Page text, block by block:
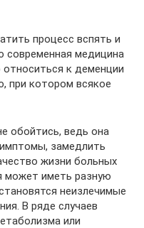
процесс вспять и
современная медицина
относиться к деменции
при котором всякое
обойтись, ведь она
замедлить
жизни больных
может иметь разную
неизлечимые
В ряде случаев
или